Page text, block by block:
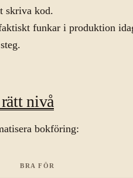
skriva kod.
funkar i produktion
nivå
bokföring:
BRA FÖR